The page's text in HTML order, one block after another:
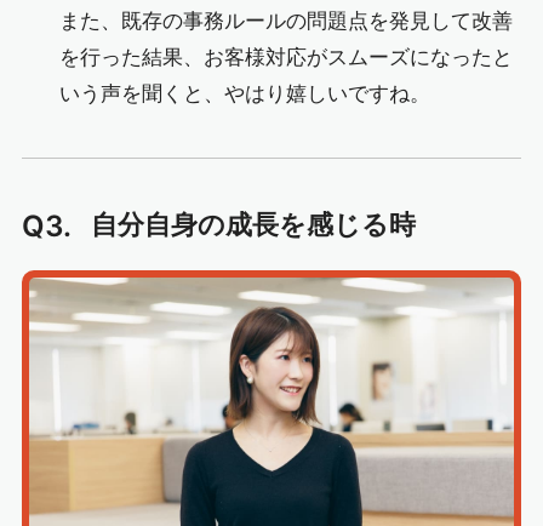
また、既存の事務ルールの問題点を発見して改善
を行った結果、お客様対応がスムーズになったと
いう声を聞くと、やはり嬉しいですね。
Q3. 自分自身の成長を感じる時